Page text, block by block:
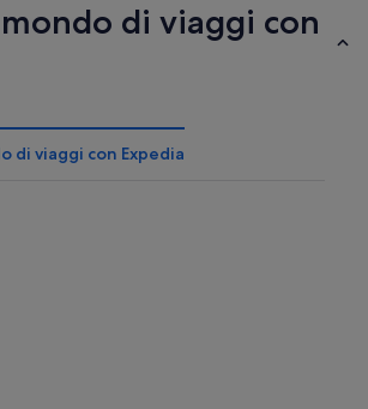
di viaggi con
di viaggi con Expedia